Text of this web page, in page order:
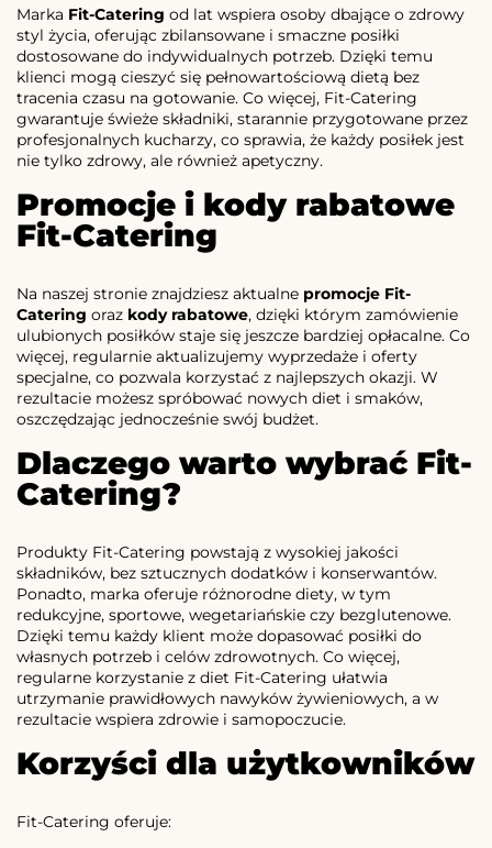
Marka Fit-Catering od lat wspiera osoby dbające o zdrowy
styl życia, oferując zbilansowane i smaczne posiłki
dostosowane do indywidualnych potrzeb. Dzięki temu
klienci mogą cieszyć się pełnowartościową dietą bez
tracenia czasu na gotowanie. Co więcej, Fit-Catering
gwarantuje świeże składniki, starannie przygotowane przez
profesjonalnych kucharzy, co sprawia, że każdy posiłek jest
nie tylko zdrowy, ale również apetyczny.
Promocje i kody rabatowe
Fit-Catering
Na naszej stronie znajdziesz aktualne promocje Fit-
Catering oraz kody rabatowe, dzięki którym zamówienie
ulubionych posiłków staje się jeszcze bardziej opłacalne. Co
więcej, regularnie aktualizujemy wyprzedaże i oferty
specjalne, co pozwala korzystać z najlepszych okazji. W
rezultacie możesz spróbować nowych diet i smaków,
oszczędzając jednocześnie swój budżet.
Dlaczego warto wybrać Fit-
Catering?
Produkty Fit-Catering powstają z wysokiej jakości
składników, bez sztucznych dodatków i konserwantów.
Ponadto, marka oferuje różnorodne diety, w tym
redukcyjne, sportowe, wegetariańskie czy bezglutenowe.
Dzięki temu każdy klient może dopasować posiłki do
własnych potrzeb i celów zdrowotnych. Co więcej,
regularne korzystanie z diet Fit-Catering ułatwia
utrzymanie prawidłowych nawyków żywieniowych, a w
rezultacie wspiera zdrowie i samopoczucie.
Korzyści dla użytkowników
Fit-Catering oferuje: